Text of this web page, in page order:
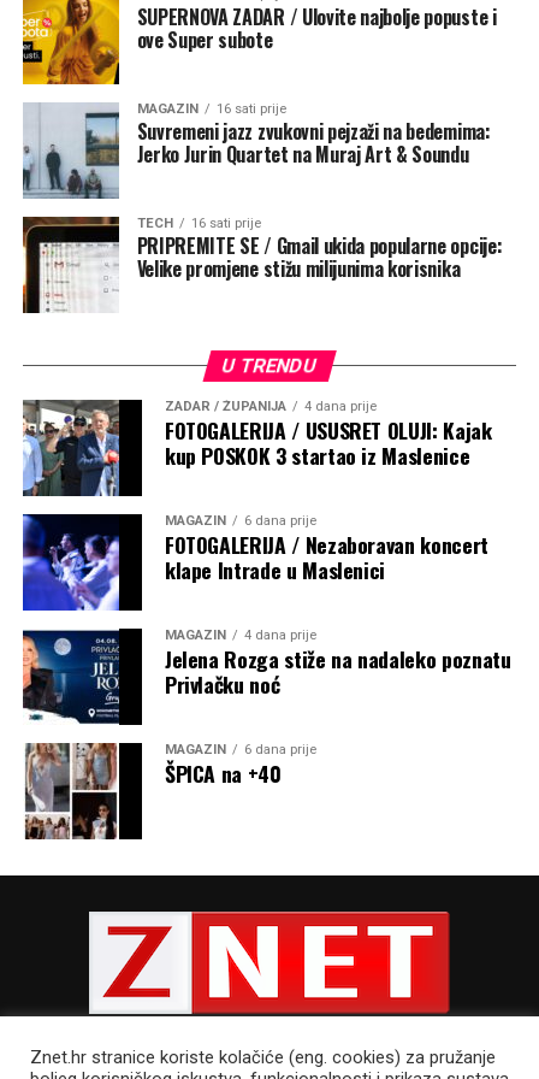
SUPERNOVA ZADAR / Ulovite najbolje popuste i
ove Super subote
MAGAZIN 16 sati prije
Suvremeni jazz zvukovni pejzaži na bedemima:
Jerko Jurin Quartet na Muraj Art & Soundu
TECH 16 sati prije
PRIPREMITE SE / Gmail ukida popularne opcije:
Velike promjene stižu milijunima korisnika
U TRENDU
ZADAR / ŽUPANIJA 4 dana prije
FOTOGALERIJA / USUSRET OLUJI: Kajak
kup POSKOK 3 startao iz Maslenice
MAGAZIN 6 dana prije
FOTOGALERIJA / Nezaboravan koncert
klape Intrade u Maslenici
MAGAZIN 4 dana prije
Jelena Rozga stiže na nadaleko poznatu
Privlačku noć
MAGAZIN 6 dana prije
ŠPICA na +40
Znet.hr stranice koriste kolačiće (eng. cookies) za pružanje